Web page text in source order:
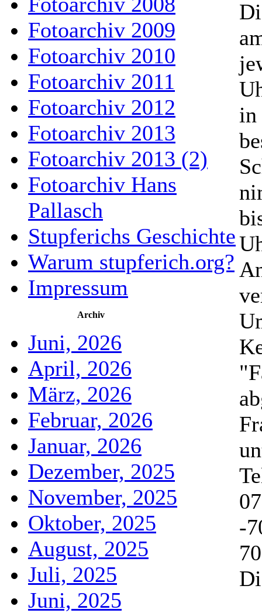
Fotoarchiv 2009
Fotoarchiv 2010
Fotoarchiv 2011
Fotoarchiv 2012
Fotoarchiv 2013
Fotoarchiv 2013 (2)
Fotoarchiv Hans
Pallasch
Stupferichs Geschichte
Warum stupferich.org?
Impressum
Archiv
Juni, 2026
April, 2026
März, 2026
Februar, 2026
Januar, 2026
Dezember, 2025
November, 2025
Oktober, 2025
August, 2025
Juli, 2025
Juni, 2025
in
-